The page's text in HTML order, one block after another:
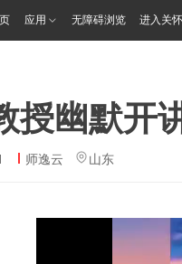
应用 无障碍浏览 进入关
授幽默开
师逸云 山东